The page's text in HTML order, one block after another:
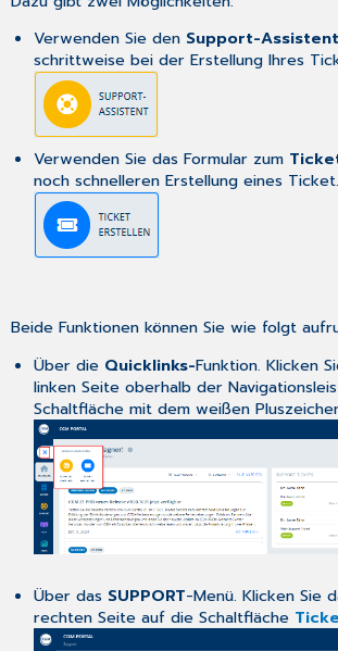
Verwenden Sie den Support-
schrittweise bei der Erstellung Ihres
Verwenden Sie das Formular zum
noch schnelleren Erstellung eines Ticket.
Beide Funktionen können Sie wie folgt
Über die Quicklinks-Funktion. Klicken
linken Seite oberhalb der
Schaltfläche mit dem weißen
Über das SUPPORT-Menü. Klicken Sie
rechten Seite auf die Schaltfläche